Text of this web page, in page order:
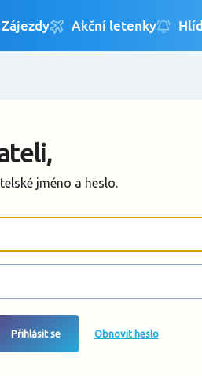
jméno a heslo.
Přihlásit se Obnovit heslo